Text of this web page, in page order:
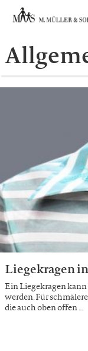
Liegekragen
Ein Liegekragen
werden. Für
die auch oben offen …